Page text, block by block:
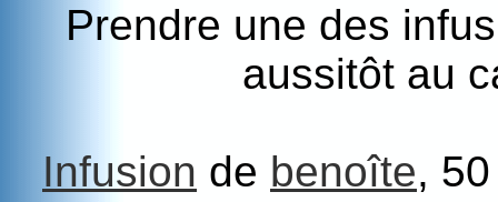
Prendre une des
aussitôt au
Infusion de benoîte,